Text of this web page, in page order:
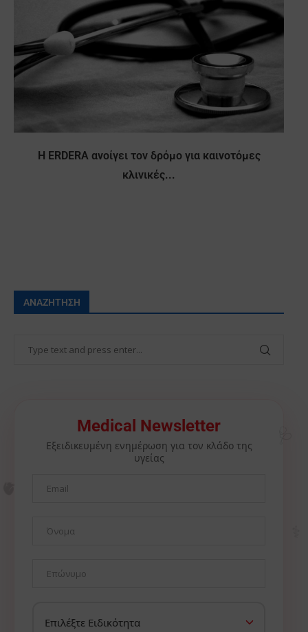
Η ERDERA ανοίγει τον δρόμο για καινοτόμες
κλινικές...
ΑΝΑΖΉΤΗΣΗ
Medical Newsletter
Εξειδικευμένη ενημέρωση για τον κλάδο της
υγείας